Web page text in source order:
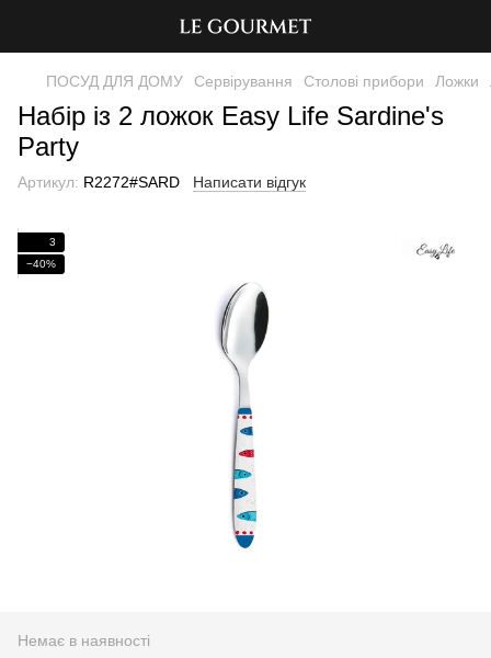
ПОСУД ДЛЯ ДОМУ Сервірування Столові прибори Ложки
Набір із 2 ложок Easy Life Sardine's
Party
Артикул: R2272#SARD Написати відгук
3
−40%
Немає в наявності